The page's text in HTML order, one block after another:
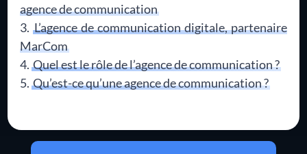
agence de communication
L’agence de communication digitale, partenaire
MarCom
Quel est le rôle de l’agence de communication ?
Qu’est-ce qu’une agence de communication ?